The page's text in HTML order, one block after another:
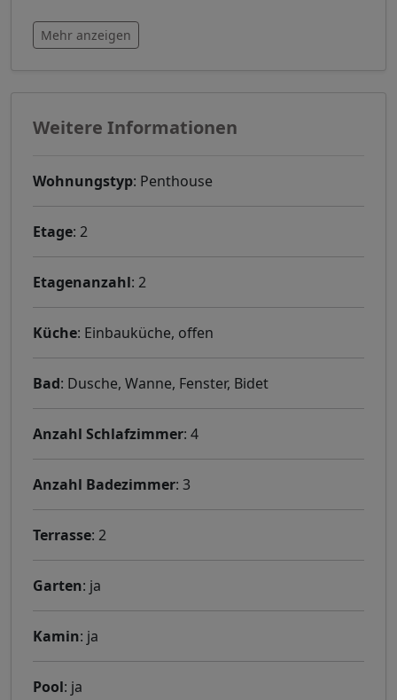
Mehr anzeigen
Weitere Informationen
Wohnungstyp: Penthouse
Etage: 2
Etagenanzahl: 2
Küche: Einbauküche, offen
Bad: Dusche, Wanne, Fenster, Bidet
Anzahl Schlafzimmer: 4
Anzahl Badezimmer: 3
Terrasse: 2
Garten: ja
Kamin: ja
Pool: ja